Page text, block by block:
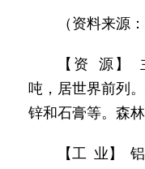
（资料来源
【资 源】
吨，居世界前列
锌和石膏等。森
【工 业】